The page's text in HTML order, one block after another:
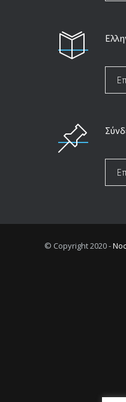
© Copyright 2020 -